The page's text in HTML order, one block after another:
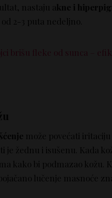
nastaju akne i
2-3 puta nedeljno.
brišu fleke od sunca –
može povećati
žednu i isušenu. Kada
kako bi podmazao kožu.
lučenje masnoće